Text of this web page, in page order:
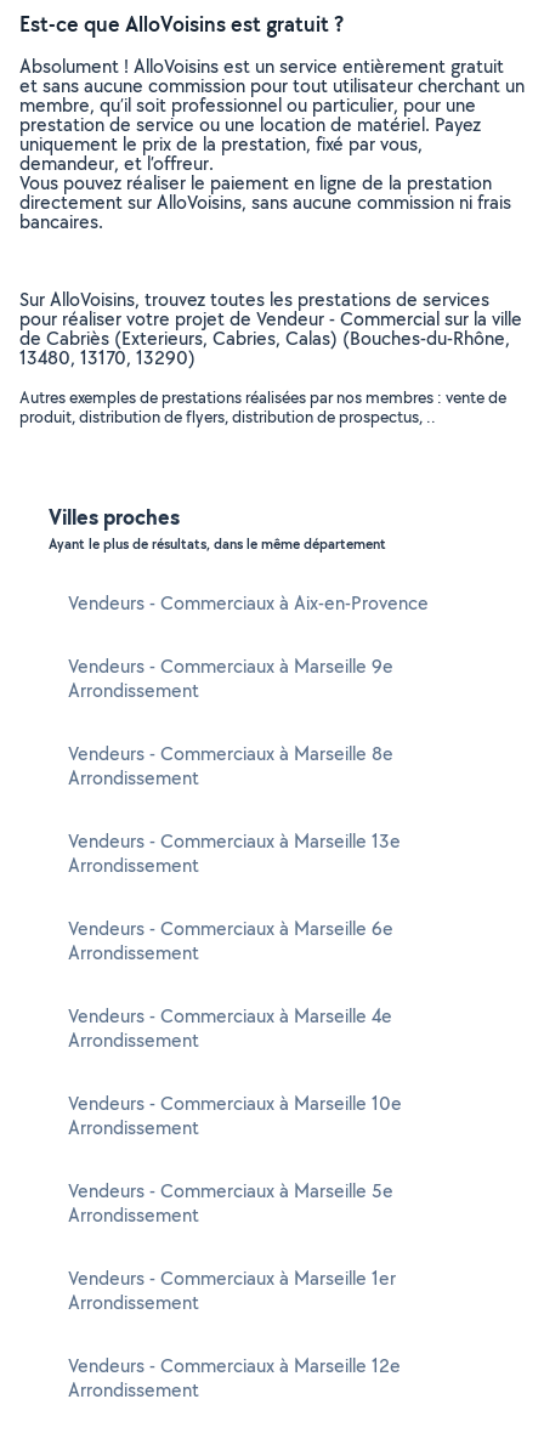
Est-ce que AlloVoisins est gratuit ?
Absolument ! AlloVoisins est un service entièrement gratuit
et sans aucune commission pour tout utilisateur cherchant un
membre, qu’il soit professionnel ou particulier, pour une
prestation de service ou une location de matériel. Payez
uniquement le prix de la prestation, fixé par vous,
demandeur, et l’offreur.
Vous pouvez réaliser le paiement en ligne de la prestation
directement sur AlloVoisins, sans aucune commission ni frais
bancaires.
Sur AlloVoisins, trouvez toutes les prestations de services
pour réaliser votre projet de Vendeur - Commercial sur la ville
de Cabriès (Exterieurs, Cabries, Calas) (Bouches-du-Rhône,
13480, 13170, 13290)
Autres exemples de prestations réalisées par nos membres : vente de
produit, distribution de flyers, distribution de prospectus, ..
Villes proches
Ayant le plus de résultats, dans le même département
Vendeurs - Commerciaux à Aix-en-Provence
Vendeurs - Commerciaux à Marseille 9e
Arrondissement
Vendeurs - Commerciaux à Marseille 8e
Arrondissement
Vendeurs - Commerciaux à Marseille 13e
Arrondissement
Vendeurs - Commerciaux à Marseille 6e
Arrondissement
Vendeurs - Commerciaux à Marseille 4e
Arrondissement
Vendeurs - Commerciaux à Marseille 10e
Arrondissement
Vendeurs - Commerciaux à Marseille 5e
Arrondissement
Vendeurs - Commerciaux à Marseille 1er
Arrondissement
Vendeurs - Commerciaux à Marseille 12e
Arrondissement